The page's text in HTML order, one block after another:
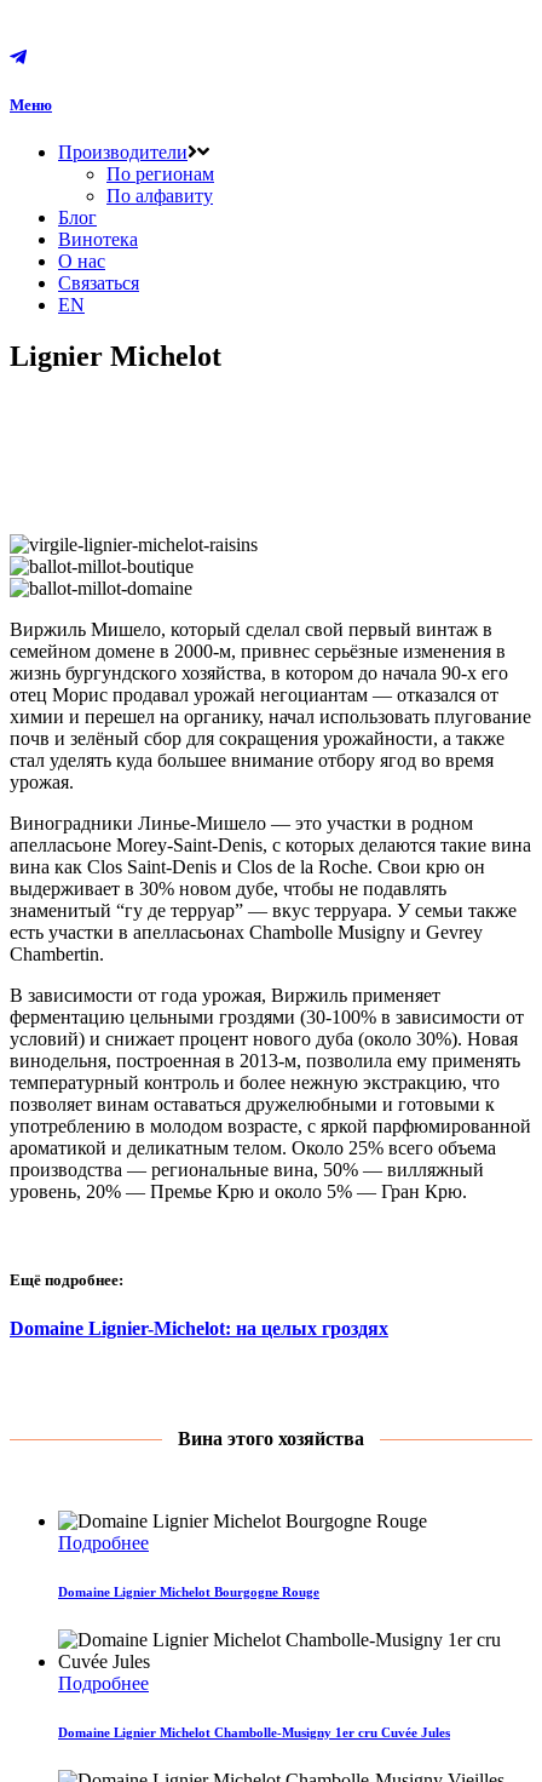
Меню
Производители
По регионам
По алфавиту
Блог
Винотека
О нас
Связаться
EN
Lignier Michelot
Виржиль Мишело, который сделал свой первый винтаж в
семейном домене в 2000-м, привнес серьёзные изменения в
жизнь бургундского хозяйства, в котором до начала 90-х его
отец Морис продавал урожай негоциантам — отказался от
химии и перешел на органику, начал использовать плугование
почв и зелёный сбор для сокращения урожайности, а также
стал уделять куда большее внимание отбору ягод во время
урожая.
Виноградники Линье-Мишело — это участки в родном
апелласьоне Morey-Saint-Denis, с которых делаются такие вина
вина как Clos Saint-Denis и Clos de la Roche. Свои крю он
выдерживает в 30% новом дубе, чтобы не подавлять
знаменитый “гу де терруар” — вкус терруара. У семьи также
есть участки в апелласьонах Chambolle Musigny и Gevrey
Chambertin.
В зависимости от года урожая, Виржиль применяет
ферментацию цельными гроздями (30-100% в зависимости от
условий) и снижает процент нового дуба (около 30%). Новая
винодельня, построенная в 2013-м, позволила ему применять
температурный контроль и более нежную экстракцию, что
позволяет винам оставаться дружелюбными и готовыми к
употреблению в молодом возрасте, с яркой парфюмированной
ароматикой и деликатным телом. Около 25% всего объема
производства — региональные вина, 50% — вилляжный
уровень, 20% — Премье Крю и около 5% — Гран Крю.
Ещё подробнее:
Domaine Lignier-Michelot: на целых гроздях
Вина этого хозяйства
Подробнее
Domaine Lignier Michelot Bourgogne Rouge
Подробнее
Domaine Lignier Michelot Chambolle-Musigny 1er cru Cuvée Jules